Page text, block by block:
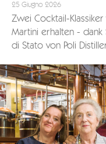
25 Giugno 2026
Zwei Cocktail-
Martini erhalten - dank
di Stato von Poli